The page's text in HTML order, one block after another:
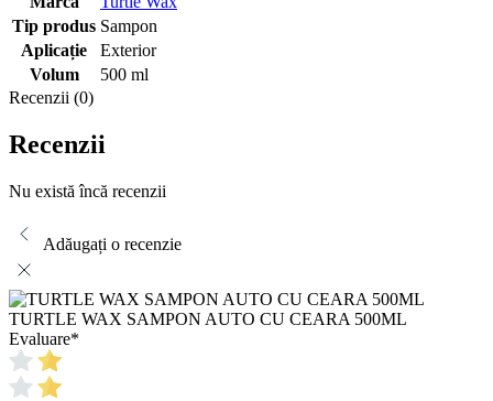
Tip produs Sampon
Aplicație
Exterior
Volum
500 ml
Recenzii (0)
Recenzii
Nu există încă recenzii
Adăugați o recenzie
TURTLE WAX SAMPON AUTO CU CEARA 500ML
Evaluare*